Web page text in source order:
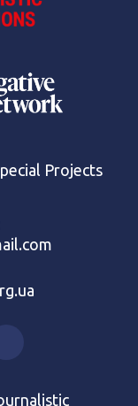
Projects